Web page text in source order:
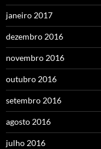
janeiro 2017
dezembro 2016
novembro 2016
outubro 2016
setembro 2016
agosto 2016
julho 2016